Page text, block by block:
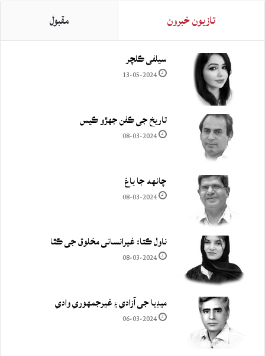
تازيون خبرون مقبول
سيلفي ڪلچر
13-05-2024
تاريخ جي ڪفن جھڙو ڪيس
08-03-2024
چانهه جا باغ
08-03-2024
ناول ڪتا: غيرانساني مخلوق جي ڪٿا
08-03-2024
ميڊيا جي آزادي ۽ غيرجمھوري وادي
06-03-2024